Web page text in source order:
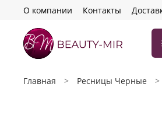
О компании Контакты
Главная Ресницы Черные